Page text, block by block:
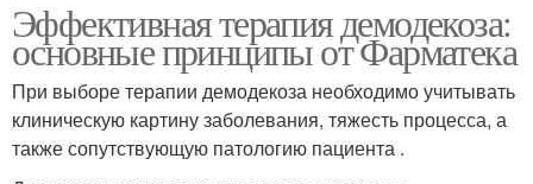
Эффективная терапия демодекоза:
основные принципы от Фарматека
При выборе терапии демодекоза необходимо учитывать
клиническую картину заболевания, тяжесть процесса, а
также сопутствующую патологию пациента .